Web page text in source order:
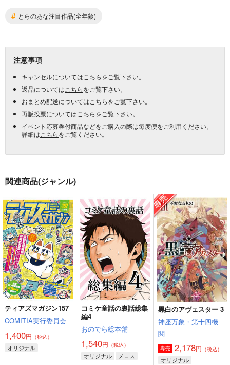
# とらのあな注目作品(全年齢)
注意事項
キャンセルについては こちらをご覧下さい。
返品については こちらをご覧下さい。
おまとめ配送については こちらをご覧下さい。
再販投票については こちらをご覧下さい。
イベント応募券付商品などをご購入の際は毎度便をご利用ください。
詳細は こちらをご覧ください。
関連商品(ジャンル)
ティアズマガジン157
COMITIA実行委員会
1,400円 （税込）
オリジナル
コミケ童話の裏話総集
編4
おのでら総本舗
1,540円 （税込）
オリジナル メロス
黒白のアヴェスター 3
神座万象・第十四機
関
専売 2,178円 （税込）
オリジナル